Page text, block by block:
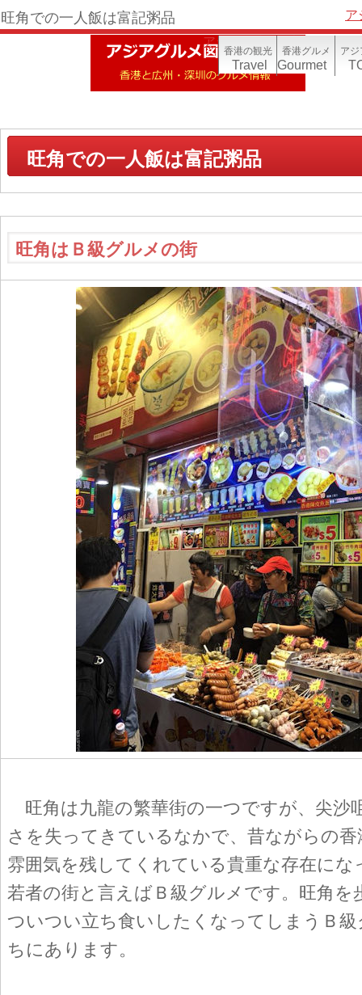
旺角での一人飯は富記粥品
アジア写真帳(香港)
ア
旺角での一人飯は富記粥品
旺角はＢ級グルメの街
旺角は九龍の繁華街の一つですが、尖沙
さを失ってきているなかで、昔ながらの
雰囲気を残してくれている貴重な存在にな
若者の街と言えばＢ級グルメです。旺角を
ついつい立ち食いしたくなってしまうＢ
ちにあります。
香港の観光
Travel
香港グルメ
Gourmet
ア